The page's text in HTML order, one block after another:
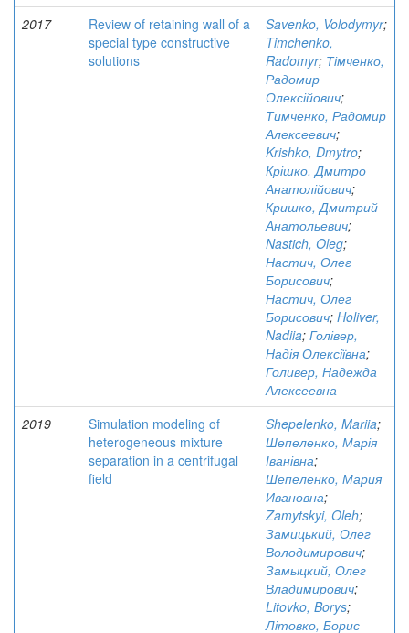
2017
Review of retaining wall of a
special type constructive
solutions
Savenko, Volodymyr;
Timchenko,
Radomyr; Тімченко,
Радомир
Олексійович;
Тимченко, Радомир
Алексеевич;
Krishko, Dmytro;
Крішко, Дмитро
Анатолійович;
Кришко, Дмитрий
Анатольевич;
Nastich, Oleg;
Настич, Олег
Борисович;
Настич, Олег
Борисович; Holiver,
Nadiia; Голівер,
Надія Олексіївна;
Голивер, Надежда
Алексеевна
2019
Simulation modeling of
heterogeneous mixture
separation in a centrifugal
field
Shepelenko, Mariia;
Шепеленко, Марія
Іванівна;
Шепеленко, Мария
Ивановна;
Zamytskyi, Oleh;
Замицький, Олег
Володимирович;
Замыцкий, Олег
Владимирович;
Litovko, Borys;
Літовко, Борис